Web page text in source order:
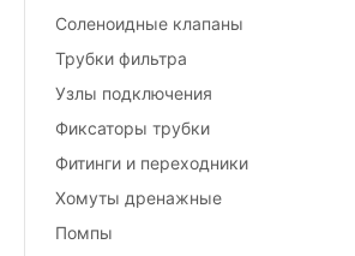
Соленоидные клапаны
Трубки фильтра
Узлы подключения
Фиксаторы трубки
Фитинги и переходники
Хомуты дренажные
Помпы